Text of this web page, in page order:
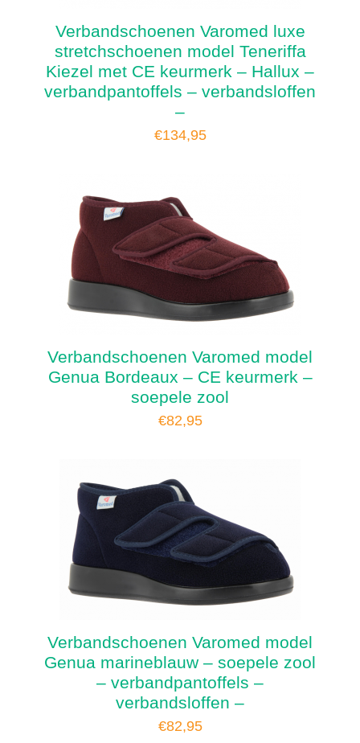
Verbandschoenen Varomed luxe
stretchschoenen model Teneriffa
Kiezel met CE keurmerk – Hallux –
verbandpantoffels – verbandsloffen
–
€134,95
Verbandschoenen Varomed model
Genua Bordeaux – CE keurmerk –
soepele zool
€82,95
Verbandschoenen Varomed model
Genua marineblauw – soepele zool
– verbandpantoffels –
verbandsloffen –
€82,95